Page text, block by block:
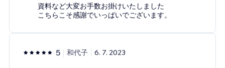
資料など大変お手数お掛けいたしました
こちらこそ感謝でいっぱいでございます。
5 和代子 6. 7. 2023